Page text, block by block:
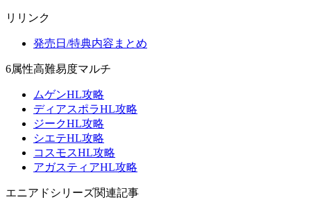
リリンク
発売日/特典内容まとめ
6属性高難易度マルチ
ムゲンHL攻略
ディアスポラHL攻略
ジークHL攻略
シエテHL攻略
コスモスHL攻略
アガスティアHL攻略
エニアドシリーズ関連記事